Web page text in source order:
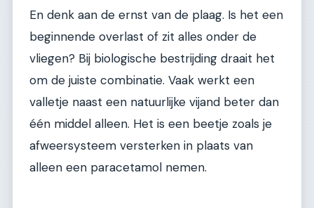
En denk aan de ernst van de plaag. Is het een
beginnende overlast of zit alles onder de
vliegen? Bij biologische bestrijding draait het
om de juiste combinatie. Vaak werkt een
valletje naast een natuurlijke vijand beter dan
één middel alleen. Het is een beetje zoals je
afweersysteem versterken in plaats van
alleen een paracetamol nemen.